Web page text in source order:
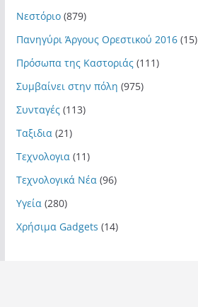
Νεστόριο(879)
Πανηγύρι Άργους Ορεστικού 2016(15)
Πρόσωπα της Καστοριάς(111)
Συμβαίνει στην πόλη (975)
Συνταγές(113)
Ταξιδια (21)
Τεχνολογια (11)
Τεχνολογικά Νέα (96)
Υγεία (280)
Χρήσιμα Gadgets (14)